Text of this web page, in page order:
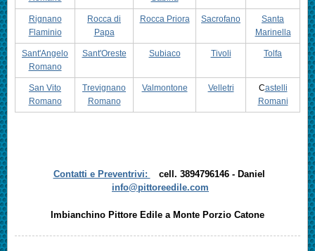
Rignano
Flaminio
Rocca di
Papa
Rocca Priora Sacrofano
Santa
Marinella
Sant'Angelo
Romano
Sant'Oreste Subiaco Tivoli Tolfa
San Vito
Romano
Trevignano
Romano
Valmontone Velletri Castelli
Romani
Contatti e Preventrivi:
cell. 3894796146 - Daniel
info@pittoreedile.com
Imbianchino Pittore Edile a Monte Porzio Catone